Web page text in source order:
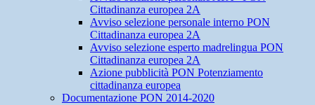
Cittadinanza europea 2A
Avviso selezione personale interno PON
Cittadinanza europea 2A
Avviso selezione esperto madrelingua PON
Cittadinanza europea 2A
Azione pubblicità PON Potenziamento
cittadinanza europea
Documentazione PON 2014-2020